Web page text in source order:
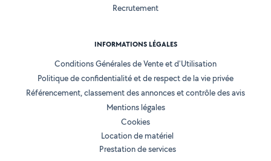
Recrutement
INFORMATIONS LÉGALES
Conditions Générales de Vente et d'Utilisation
Politique de confidentialité et de respect de la vie privée
Référencement, classement des annonces et contrôle des avis
Mentions légales
Cookies
Location de matériel
Prestation de services